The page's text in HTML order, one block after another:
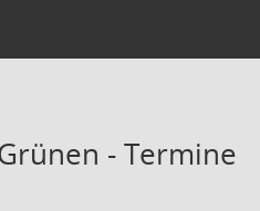
- Termine